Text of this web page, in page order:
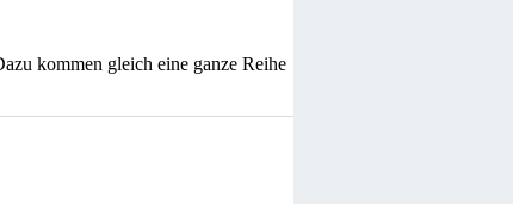
kommen gleich eine ganze Reihe